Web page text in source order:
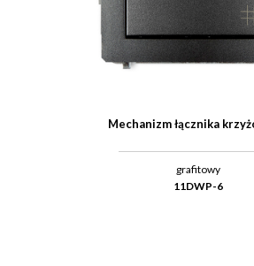
Mechanizm łącznika
grafitowy
11DWP-6